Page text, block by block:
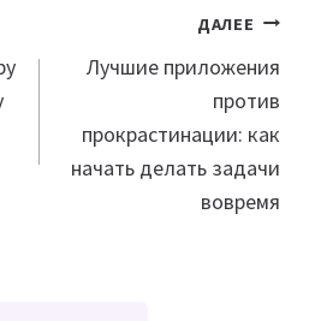
ДАЛЕЕ
Лучшие приложения
против
прокрастинации: как
начать делать задачи
вовремя